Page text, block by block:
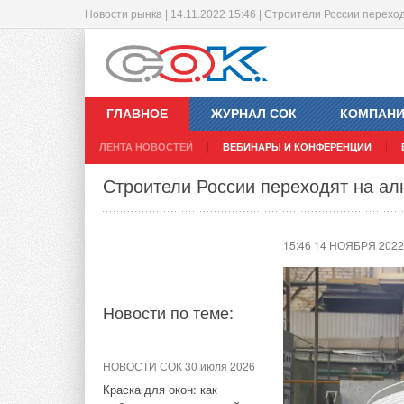
Новости рынка | 14.11.2022 15:46 | Строители России
ГЛАВНОЕ
ЛЕНТА НОВОСТЕЙ ВЕБИНАРЫ И КОНФЕРЕНЦИИ
ЖУРНАЛ СОК
Строители России переходят на
15:46 14 НОЯБРЯ 2022
Новости по теме:
НОВОСТИ СОК 30 июля 2026
Краска для окон: как
Компания SNCF Voyageurs стала
электроэнергии в Европе
11:52 14 НОЯБРЯ 2022
Новости по теме:
объединяющую солнечную и
геотермальную энергию
НОВОСТИ СОК 4 августа 2026
Тепловые насосы в связке с
солнечной генерацией и